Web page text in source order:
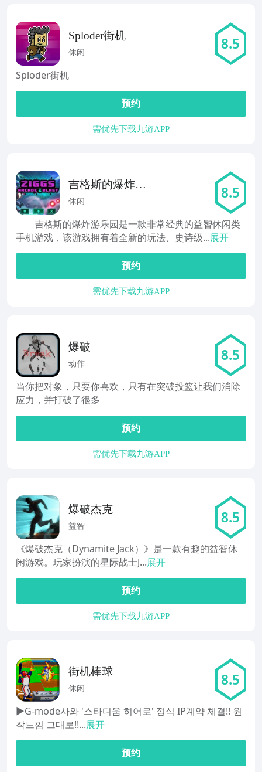
Sploder街机
休闲 8.5
Sploder街机
预约
需优先下载九游APP
吉格斯的爆炸游
乐园
休闲 8.5
吉格斯的爆炸游乐园是一款非常经典的益智休闲类
手机游戏，该游戏拥有着全新的玩法、史诗级...展开
预约
需优先下载九游APP
爆破
动作 8.5
当你把对象，只要你喜欢，只有在突破投篮让我们消除
应力，并打破了很多
预约
需优先下载九游APP
爆破杰克
益智 8.5
《爆破杰克（Dynamite Jack）》是一款有趣的益智休
闲游戏。玩家扮演的星际战士J...展开
预约
需优先下载九游APP
街机棒球
休闲 8.5
▶G-mode사와 '스타디움 히어로' 정식 IP계약 체결!! 원
작느낌 그대로!!...展开
预约